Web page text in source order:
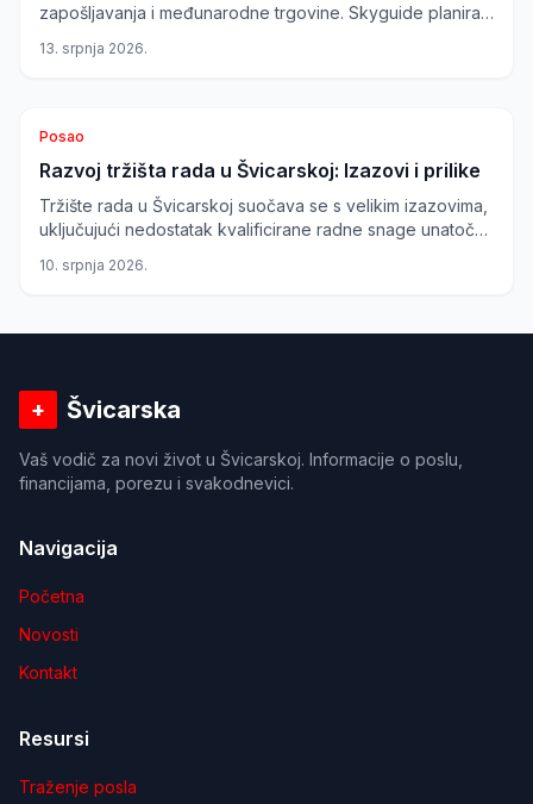
zapošljavanja i međunarodne trgovine. Skyguide planira
suradnja s Britanijom otvara nove poslovne prilike.
13. srpnja 2026.
Posao
Razvoj tržišta rada u Švicarskoj: Izazovi i prilike
Tržište rada u Švicarskoj suočava se s velikim izazovima,
uključujući nedostatak kvalificirane radne snage unatoč
porast opcija rada od kuće, što predstavlja novu priliku
10. srpnja 2026.
+ Švicarska
Vaš vodič za novi život u Švicarskoj. Informacije o poslu,
financijama, porezu i svakodnevici.
Navigacija
Početna
Novosti
Kontakt
Resursi
Traženje posla